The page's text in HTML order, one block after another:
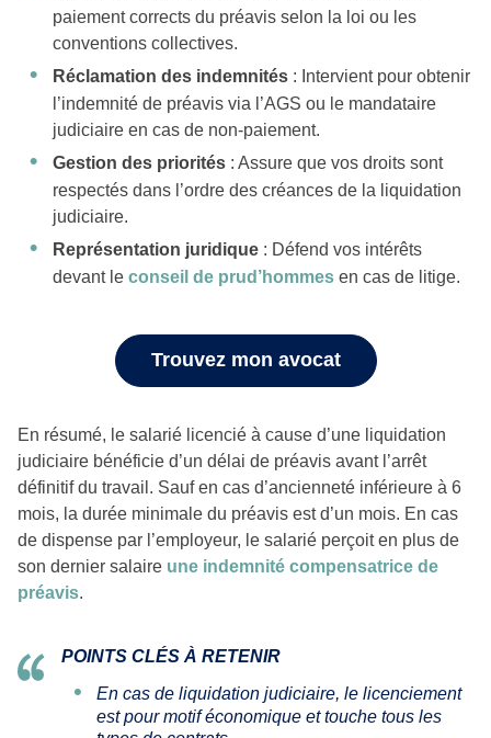
paiement corrects du préavis selon la loi ou les
conventions collectives.
Réclamation des indemnités : Intervient pour obtenir
l’indemnité de préavis via l’AGS ou le mandataire
judiciaire en cas de non-paiement.
Gestion des priorités : Assure que vos droits sont
respectés dans l’ordre des créances de la liquidation
judiciaire.
Représentation juridique : Défend vos intérêts
devant le conseil de prud’hommes en cas de litige.
Trouvez mon avocat
En résumé, le salarié licencié à cause d’une liquidation
judiciaire bénéficie d’un délai de préavis avant l’arrêt
définitif du travail. Sauf en cas d’ancienneté inférieure à 6
mois, la durée minimale du préavis est d’un mois. En cas
de dispense par l’employeur, le salarié perçoit en plus de
son dernier salaire une indemnité compensatrice de
préavis.
POINTS CLÉS À RETENIR
En cas de liquidation judiciaire, le licenciement
est pour motif économique et touche tous les